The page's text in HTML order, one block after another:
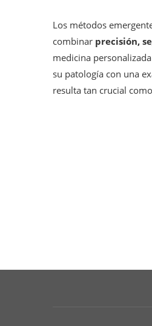
Los métodos
combinar precisión,
medicina
su patología con una
resulta tan crucial